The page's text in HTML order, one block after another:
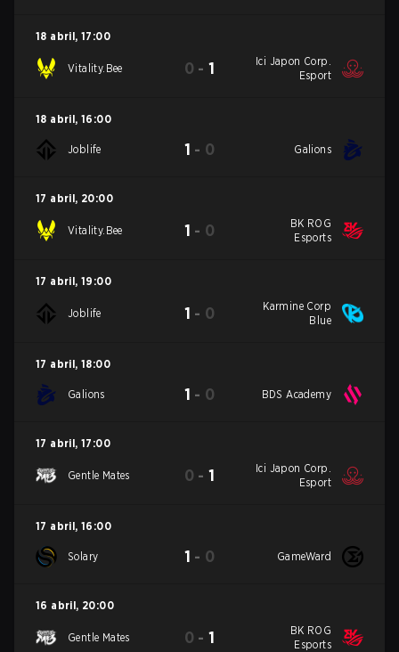
18 abril, 17:00
Vitality.Bee 0 -1
Ici Japon Corp.
Esport
18 abril, 16:00
Joblife 1 - 0 Galions
17 abril, 20:00
Vitality.Bee 1 - 0
BK ROG
Esports
17 abril, 19:00
Joblife 1 - 0
Karmine Corp
Blue
17 abril, 18:00
Galions 1 - 0 BDS Academy
17 abril, 17:00
Gentle Mates 0 -1
Ici Japon Corp.
Esport
17 abril, 16:00
Solary 1 - 0 GameWard
16 abril, 20:00
Gentle Mates 0 -1
BK ROG
Esports